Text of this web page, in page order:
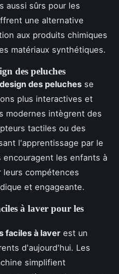
aussi sûrs pour les
une alternative
aux produits chimiques
matériaux synthétiques.
des peluches
design des peluches se
plus interactives et
modernes intègrent des
tactiles ou des
l'apprentissage par le
encouragent les enfants à
compétences
et engageante.
à laver pour les
faciles à laver est un
d'aujourd'hui. Les
simplifient